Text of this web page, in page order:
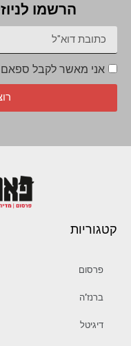
הרשמו
אני מאשר לקבל ספאם
קטגוריות
פרסום
ברנז’ה
דיגיטל